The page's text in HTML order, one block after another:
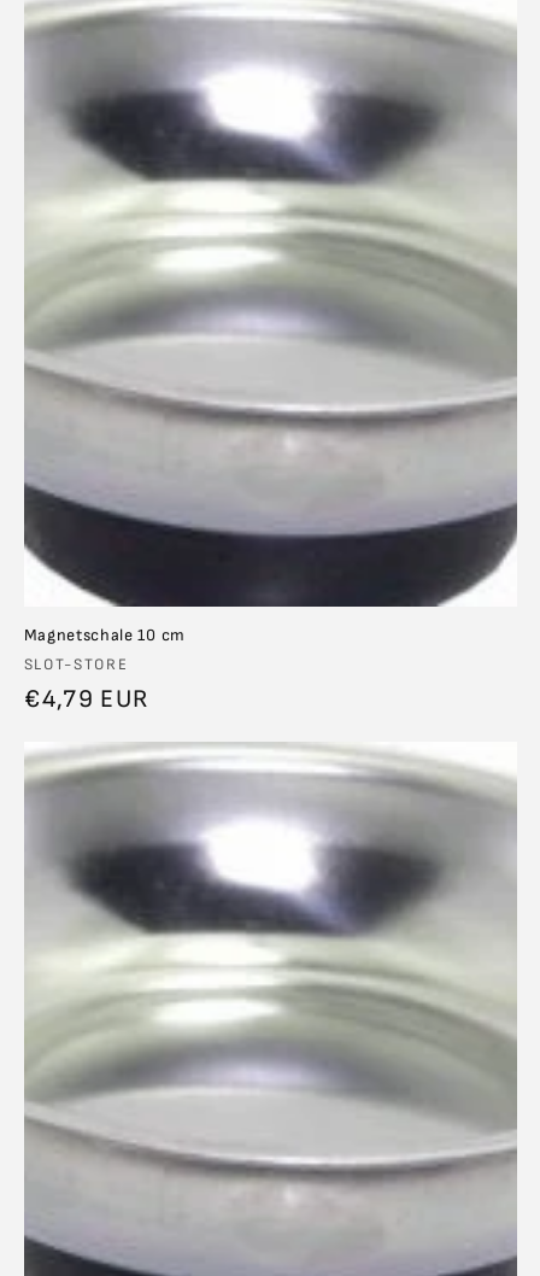
Magnetschale 10 cm
Anbieter:
SLOT-STORE
Normaler
€4,79 EUR